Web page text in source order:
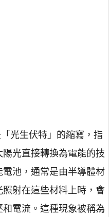
光生伏特」的縮寫，指
光直接轉換為電能的技
池，通常是由半導體材
射在這些材料上時，會
電流。這種現象被稱為